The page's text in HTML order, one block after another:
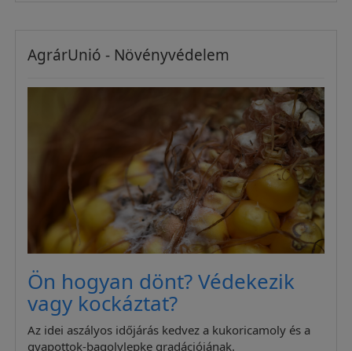
AgrárUnió - Növényvédelem
Ön hogyan dönt? Védekezik
vagy kockáztat?
Az idei aszályos időjárás kedvez a kukoricamoly és a
gyapottok-bagolylepke gradációjának.